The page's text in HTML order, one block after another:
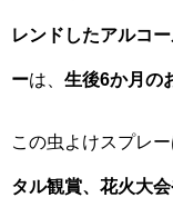
レンドしたアルコ
ーは、 生後6か月の
この虫よけスプレー
タル観賞、花火大